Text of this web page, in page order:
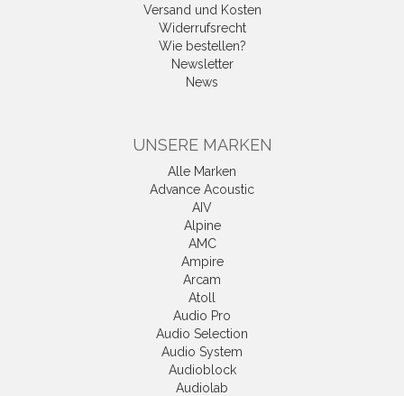
Versand und Kosten
Widerrufsrecht
Wie bestellen?
Newsletter
News
UNSERE MARKEN
Alle Marken
Advance Acoustic
AIV
Alpine
AMC
Ampire
Arcam
Atoll
Audio Pro
Audio Selection
Audio System
Audioblock
Audiolab